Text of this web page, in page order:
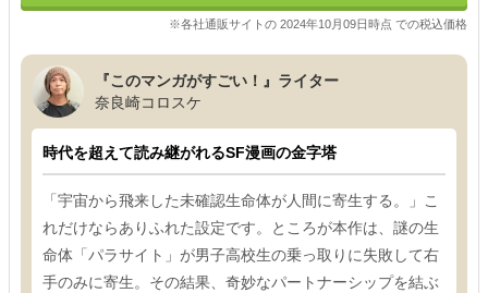
※各社通販サイトの 2024年10月09日時点 での税込価格
『このマンガがすごい！』ライター
奈良崎コロスケ
時代を超えて読み継がれるSF漫画の金字塔
「宇宙から飛来した未確認生命体が人間に寄生する。」こ
れだけならありふれた設定です。ところが本作は、謎の生
命体「パラサイト」が男子高校生の乗っ取りに失敗して右
手のみに寄生。その結果、奇妙なパートナーシップを結ぶ